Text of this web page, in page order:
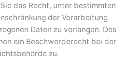
das Recht, unter bestimmten
der Verarbeitung
Daten zu verlangen. Des
ein Beschwerderecht bei der
zu.